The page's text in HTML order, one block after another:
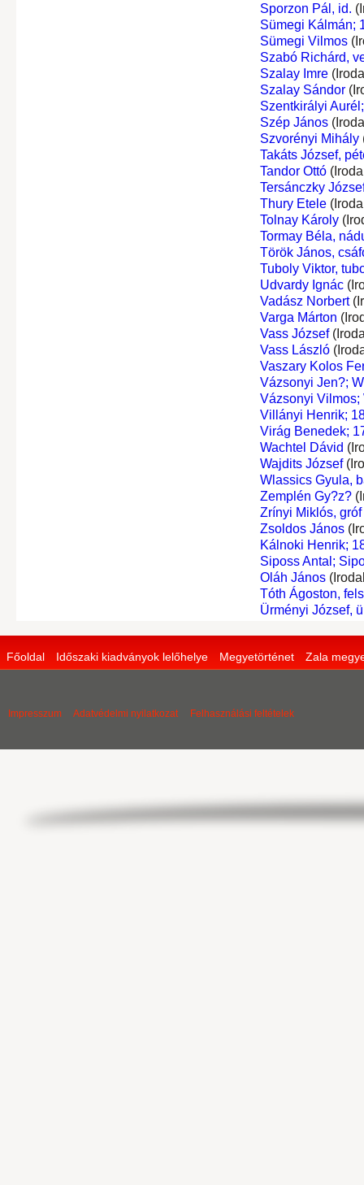
Sporzon Pál, id.
Sümegi Kálmán;
Sümegi Vilmos
Szabó Richárd,
Szalay Imre
Szalay Sándor
Szentkirályi
Szép János
Szvorényi Mihály
Takáts József,
Tandor Ottó
Tersánczky
Thury Etele
Tolnay Károly
Tormay Béla,
Török János,
Tuboly Viktor,
Udvardy Ignác
Vadász Norbert
Varga Márton
Vass József
Vass László
Vaszary Kolos
Vázsonyi Jen?;
Vázsonyi Vilmos;
Villányi Henrik;
Virág Benedek;
Wachtel Dávid
Wajdits József
Wlassics Gyula,
Zemplén Gy?z?
Zrínyi Miklós, gróf
Zsoldos János
Kálnoki Henrik;
Siposs Antal;
Oláh János
Tóth Ágoston,
Ürményi József,
Főoldal Időszaki kiadványok lelőhelye Megyetörténet Zala
Impresszum Adatvédelmi nyilatkozat Felhasználási feltételek